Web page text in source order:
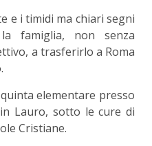
e i timidi ma chiari segni
famiglia, non senza
a trasferirlo a Roma
elementare presso
Lauro, sotto le cure di
Cristiane.